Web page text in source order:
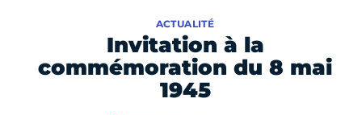
Invitation à la
commémoration du 8 mai
1945
ACTUALITÉ